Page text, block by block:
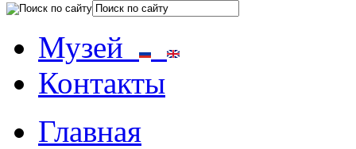
Музей
Контакты
Главная